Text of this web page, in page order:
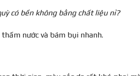
có bền không bằng chất liệu nỉ?
nước và bám bụi nhanh.